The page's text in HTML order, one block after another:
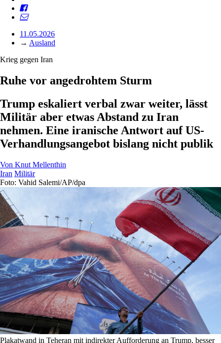
11.05.2026
→ Ausland
Krieg gegen Iran
Ruhe vor angedrohtem Sturm
Trump eskaliert verbal zwar weiter, lässt
Militär aber etwas Abstand zu Iran
nehmen. Eine iranische Antwort auf US-
Verhandlungsangebot bislang nicht publik
Von Knut Mellenthin
Iran Militär
Foto: Vahid Salemi/AP/dpa
Plakatwand in Teheran mit indirekter Aufforderung an Trump, besser